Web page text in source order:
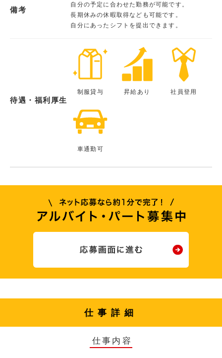
備考
自分の予定に合わせた勤務が可能です。
長期休みの休暇取得なども可能です。
自分にあったシフトを提出できます。
待遇・福利厚生
制服貸与 昇給あり 社員登用
車通勤可
仕事詳細
仕事内容